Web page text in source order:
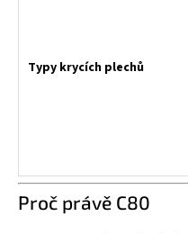
Typy krycích plechů
Proč právě C80